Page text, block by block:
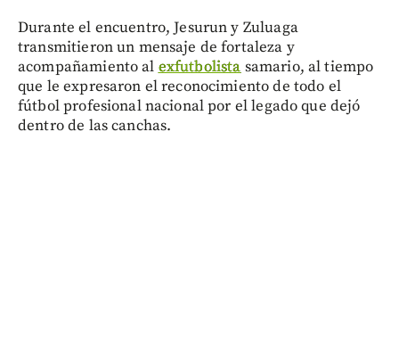
Durante el encuentro, Jesurun y Zuluaga
transmitieron un mensaje de fortaleza y
acompañamiento al exfutbolista samario, al tiempo
que le expresaron el reconocimiento de todo el
fútbol profesional nacional por el legado que dejó
dentro de las canchas.